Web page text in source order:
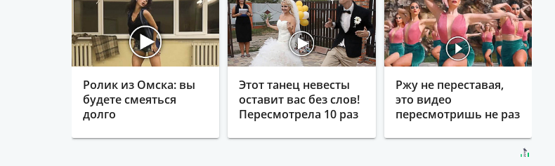
Ролик из Омска: вы
будете смеяться
долго
Этот танец невесты
оставит вас без слов!
Пересмотрела 10 раз
Ржу не переставая,
это видео
пересмотришь не раз